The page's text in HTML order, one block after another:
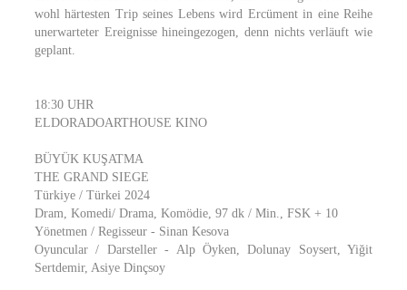
wohl härtesten Trip seines Lebens wird Ercüment in eine Reihe
unerwarteter Ereignisse hineingezogen, denn nichts verläuft wie
geplant.
18:30 UHR
ELDORADOARTHOUSE KINO
BÜYÜK KUŞATMA
THE GRAND SIEGE
Türkiye / Türkei 2024
Dram, Komedi/ Drama, Komödie, 97 dk / Min., FSK + 10
Yönetmen / Regisseur - Sinan Kesova
Oyuncular / Darsteller - Alp Öyken, Dolunay Soysert, Yiğit
Sertdemir, Asiye Dinçsoy